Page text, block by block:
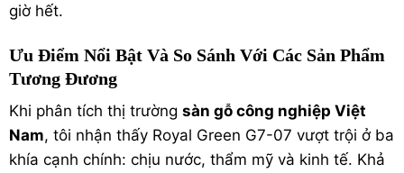
giờ hết.
Ưu Điểm Nổi Bật Và So Sánh Với Các Sản Phẩm
Tương Đương
Khi phân tích thị trường sàn gỗ công nghiệp Việt
Nam, tôi nhận thấy Royal Green G7-07 vượt trội ở ba
khía cạnh chính: chịu nước, thẩm mỹ và kinh tế. Khả